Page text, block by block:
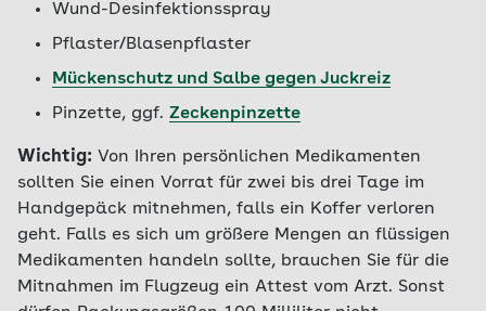
Wund-Desinfektionsspray
Pflaster/Blasenpflaster
Mückenschutz und Salbe gegen Juckreiz
Pinzette, ggf. Zeckenpinzette
Wichtig: Von Ihren persönlichen Medikamenten
sollten Sie einen Vorrat für zwei bis drei Tage im
Handgepäck mitnehmen, falls ein Koffer verloren
geht. Falls es sich um größere Mengen an flüssigen
Medikamenten handeln sollte, brauchen Sie für die
Mitnahmen im Flugzeug ein Attest vom Arzt. Sonst